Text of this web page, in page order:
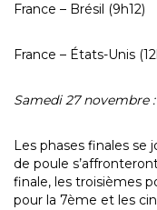
France – Brésil (9h12)
France – États-Unis
Samedi 27 novembre :
Les phases finales se
de poule
finale, les troisièmes
pour la 7ème et les